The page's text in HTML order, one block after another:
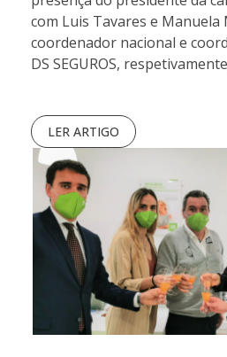
com Luis Tavares e
coordenador nacional e
DS SEGUROS,
LER ARTIGO